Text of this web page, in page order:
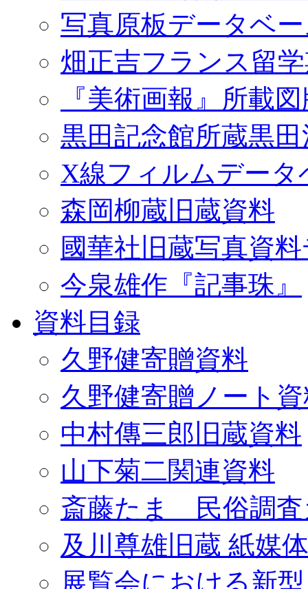
写真原板データベ
畑正吉フランス留
『美術画報』所載
黒田記念館所蔵黒
X線フィルムデータ
森岡柳蔵旧蔵資料
國華社旧蔵写真資
今泉雄作『記事珠』
資料目録
久野健寄贈資料
久野健寄贈ノート
中村傳三郎旧蔵資料
山下菊二関連資料
斎藤たま 民俗調査
及川尊雄旧蔵 紙媒
展覧会における新